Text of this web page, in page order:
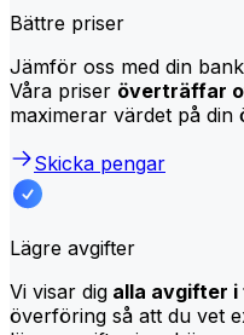
Bättre priser
Jämför oss med din
Våra priser överträffar
maximerar värdet på din
Skicka pengar
Lägre avgifter
Vi visar dig alla avgifter
överföring så att du vet